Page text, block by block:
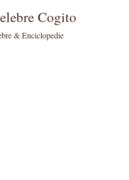
Cogito
& Enciclopedie